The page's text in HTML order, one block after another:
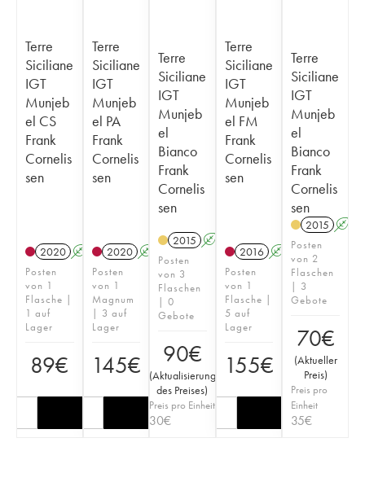
Terre
Siciliane
IGT
Munjeb
el CS
Frank
Cornelis
sen
2020 A
Posten
von 1
Flasche |
1 auf
Lager
89€
Terre
Siciliane
IGT
Munjeb
el PA
Frank
Cornelis
sen
2020 A
Posten
von 1
Magnum
| 3 auf
Lager
145€
Terre
Siciliane
IGT
Munjeb
el
Bianco
Frank
Cornelis
sen
2015 A
Posten
von 3
Flaschen
| 0
Gebote
90€
(Aktualisierung
des Preises)
Preis pro Einheit
30€
Terre
Siciliane
IGT
Munjeb
el FM
Frank
Cornelis
sen
2016 A
Posten
von 1
Flasche |
5 auf
Lager
155€
Terre
Siciliane
IGT
Munjeb
el
Bianco
Frank
Cornelis
sen
2015 A
Posten
von 2
Flaschen
| 3
Gebote
70€
(Aktueller
Preis)
Preis pro
Einheit
35€